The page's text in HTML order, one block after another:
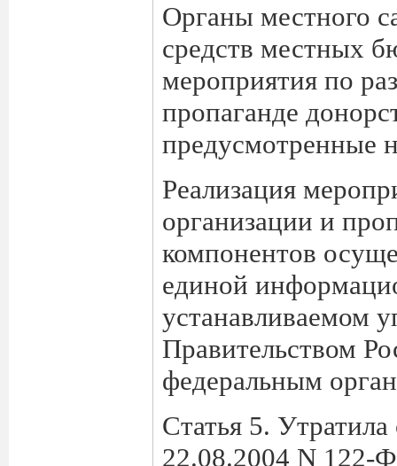
Органы местного
средств местных
мероприятия по
пропаганде
предусмотренные
Реализация
организации и
компонентов
единой
устанавливаемом
Правительством
федеральным
Статья 5.
22.08.2004 N 122-